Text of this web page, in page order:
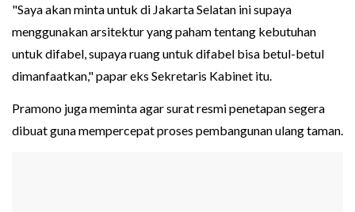
"Saya akan minta untuk di Jakarta Selatan ini supaya
menggunakan arsitektur yang paham tentang kebutuhan
untuk difabel, supaya ruang untuk difabel bisa betul-betul
dimanfaatkan," papar eks Sekretaris Kabinet itu.
Pramono juga meminta agar surat resmi penetapan segera
dibuat guna mempercepat proses pembangunan ulang taman.